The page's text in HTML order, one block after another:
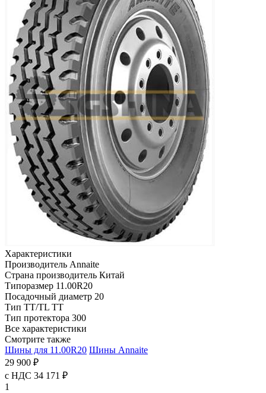
Характеристики
Производитель Annaite
Страна производитель Китай
Типоразмер 11.00R20
Посадочный диаметр 20
Тип TT/TL TT
Тип протектора 300
Все характеристики
Смотрите также
Шины для 11.00R20 Шины Annaite
29 900 ₽
с НДС 34 171 ₽
1